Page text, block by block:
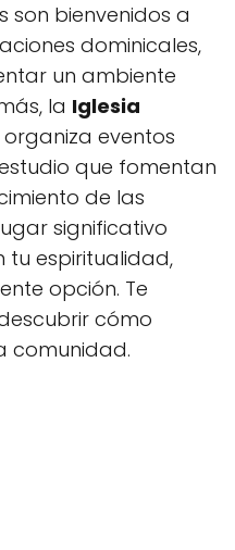
son bienvenidos a
dominicales,
un ambiente
la Iglesia
organiza eventos
que fomentan
de las
significativo
espiritualidad,
opción. Te
cómo
comunidad.